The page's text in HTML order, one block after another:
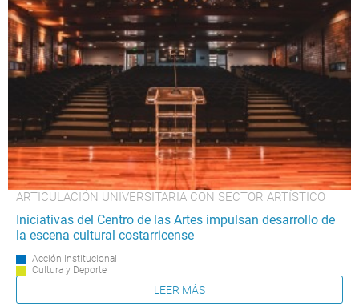
ARTICULACIÓN UNIVERSITARIA CON SECTOR ARTÍSTICO
Iniciativas del Centro de las Artes impulsan desarrollo de
la escena cultural costarricense
Acción Institucional
Cultura y Deporte
LEER MÁS